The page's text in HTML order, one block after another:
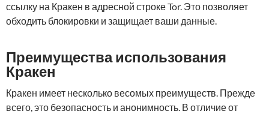
ссылку на Кракен в адресной строке Tor. Это позволяет
обходить блокировки и защищает ваши данные.
Преимущества использования
Кракен
Кракен имеет несколько весомых преимуществ. Прежде
всего, это безопасность и анонимность. В отличие от